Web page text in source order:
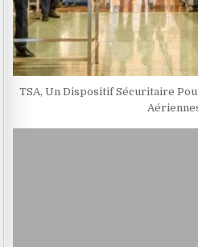
TSA, Un Dispositif Sécuritaire